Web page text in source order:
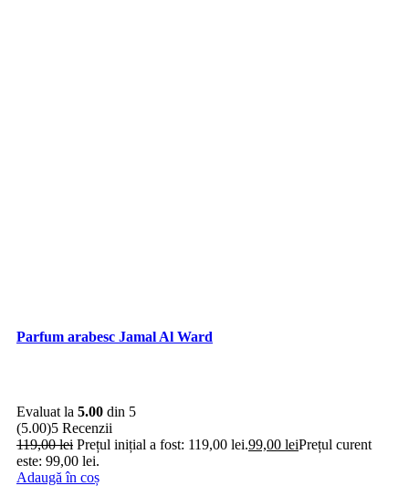
Parfum arabesc Jamal Al Ward
Evaluat la 5.00 din 5
(5.00)5 Recenzii
119,00lei Prețul inițial a fost: 119,00 lei.99,00 leiPrețul curent
este: 99,00 lei.
Adaugă în coș